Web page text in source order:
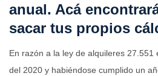
anual. Acá
sacar tus propios
En razón a la ley de alquileres
del 2020 y habiéndose cumplido un